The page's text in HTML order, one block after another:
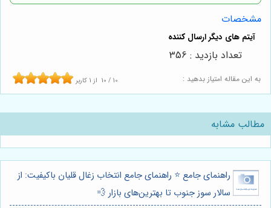
مشخصات
به این مقاله امتیاز بدهید : 10 / 10 از 1 کاربر
تعداد بازدید : 356
مطالب مشابه
راهنمای جامع ⭐️ راهنمای جامع انتخاب زغال قلیان باکیفیت: از
سالار سوز جنوب تا بهترین‌های بازار 💨